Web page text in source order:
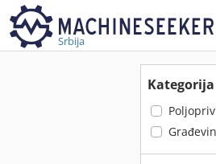
Srbija
Kategorija